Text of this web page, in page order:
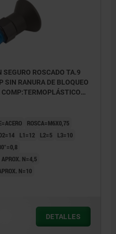
sin
bloqueo, con
SEGURO ROSCADO TA.9
SIN RANURA DE BLOQUEO
COMP:TERMOPLÁSTICO
ROSCA=M6X0,75
L1=12 L2=5
L3=10
APROX. N=4,5
N=10
DETALLES